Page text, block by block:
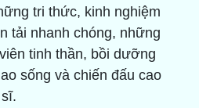
tri thức, kinh nghiệm
tải nhanh chóng, những
tinh thần, bồi dưỡng
sống và chiến đấu cao